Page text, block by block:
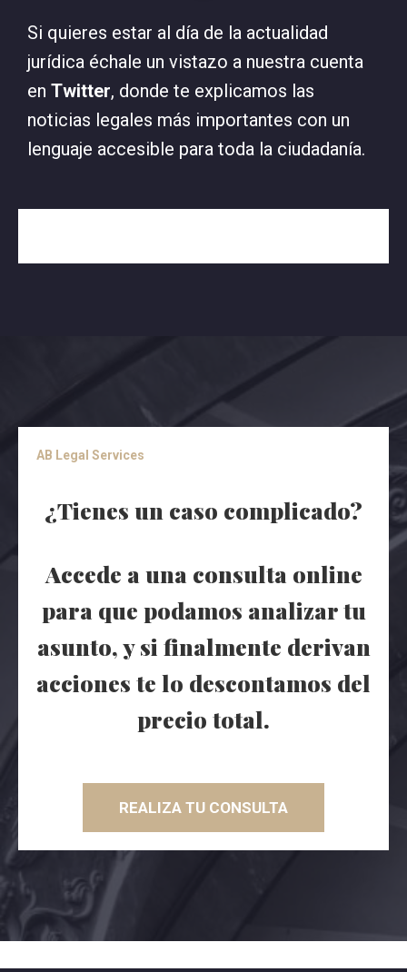
Si quieres estar al día de la actualidad
jurídica échale un vistazo a nuestra cuenta
en Twitter, donde te explicamos las
noticias legales más importantes con un
lenguaje accesible para toda la ciudadanía.
AB Legal Services
¿Tienes un caso complicado?
Accede a una consulta online
para que podamos analizar tu
asunto, y si finalmente derivan
acciones te lo descontamos del
precio total.
REALIZA TU CONSULTA